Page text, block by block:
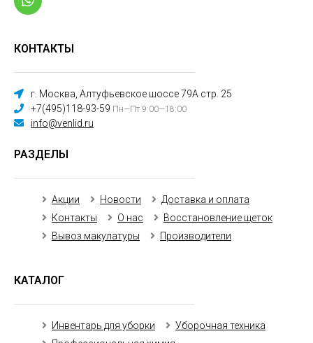
КОНТАКТЫ
г. Москва, Алтуфьевское шоссе 79А стр. 25
+7(495)118-93-59 Пн—Пт 9:00—18:00
info@venlid.ru
РАЗДЕЛЫ
Акции Новости
Доставка и оплата
Контакты
О нас
Восстановление щеток
Вывоз макулатуры
Производители
КАТАЛОГ
Инвентарь для уборки
Уборочная техника